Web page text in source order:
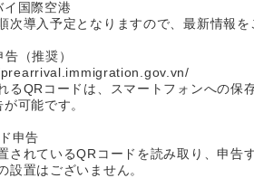
イ国際空港
導入予定となりますので、最新情報を
（推奨）
るQRコードは、スマートフォンへの保
可能です。
申告
されているQRコードを読み取り、申告
置はございません。